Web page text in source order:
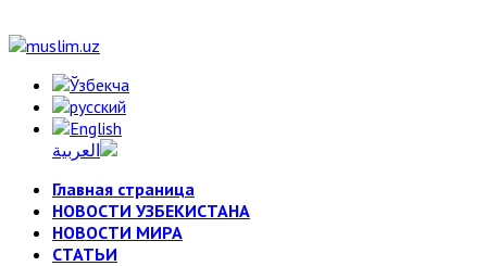
Главная страница
НОВОСТИ УЗБЕКИСТАНА
НОВОСТИ МИРА
СТАТЬИ